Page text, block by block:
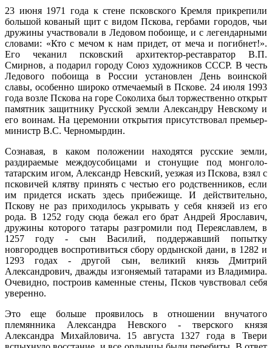
23 июня 1971 года к стене псковского Кремля прикрепили
большой кованый щит с видом Пскова, гербами городов, чьи
дружины участвовали в Ледовом побоище, и с легендарными
словами: «Кто с мечом к нам придет, от меча и погибнет!».
Его чеканил псковский архитектор-реставратор В.П.
Смирнов, а подарил городу Союз художников СССР. В честь
Ледового побоища в России установлен День воинской
славы, особенно широко отмечаемый в Пскове. 24 июля 1993
года возле Пскова на горе Соколиха был торжественно открыт
памятник защитнику Русской земли Александру Невскому и
его воинам. На церемонии открытия присутствовал премьер-
министр В.С. Черномырдин.
Сознавая, в каком положении находятся русские земли,
раздираемые междоусобицами и стонущие под монголо-
татарским игом, Александр Невский, уезжая из Пскова, взял с
псковичей клятву принять с честью его родственников, если
им придется искать здесь прибежище. И действительно,
Пскову не раз приходилось укрывать у себя князей из его
рода. В 1252 году сюда бежал его брат Андрей Ярославич,
дружины которого татары разгромили под Переяславлем, в
1257 году - сын Василий, поддержавший попытку
новгородцев воспротивиться сбору ордынской дани, в 1282 и
1293 годах - другой сын, великий князь Дмитрий
Александрович, дважды изгоняемый татарами из Владимира.
Очевидно, построив каменные стены, Псков чувствовал себя
уверенно.
Это еще больше проявилось в отношении внучатого
племянника Александра Невского - тверского князя
Александра Михайловича. 15 августа 1327 года в Твери